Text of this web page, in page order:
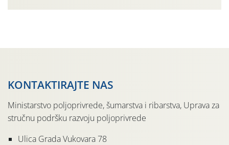
KONTAKTIRAJTE NAS
Ministarstvo poljoprivrede, šumarstva i ribarstva, Uprava za
stručnu podršku razvoju poljoprivrede
Ulica Grada Vukovara 78